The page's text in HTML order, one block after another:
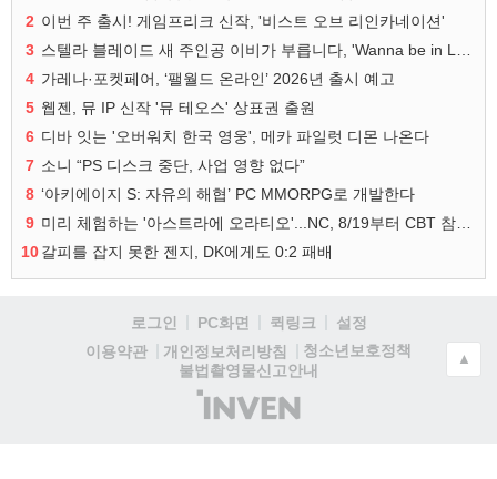
2 이번 주 출시! 게임프리크 신작, '비스트 오브 리인카네이션'
3
4 가레나·포켓페어, ‘팰월드 온라인’ 2026년 출시 예고
5 웹젠, 뮤 IP 신작 '뮤 테오스' 상표권 출원
6 디바 잇는 '오버워치 한국 영웅', 메카 파일럿 디몬 나온다
7 소니 “PS 디스크 중단, 사업 영향 없다”
8 ‘아키에이지 S: 자유의 해협’ PC MMORPG로 개발한다
9
10갈피를 잡지 못한 젠지, DK에게도 0:2 패배
로그인 PC화면 퀵링크
설정
이용약관
개인정보처리방침
청소년보호정책
불법촬영물신고안내
(주)
인
▲